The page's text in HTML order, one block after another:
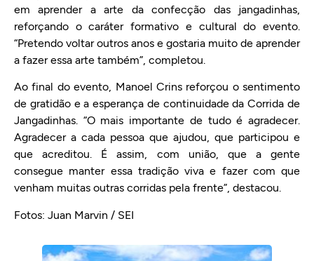
em aprender a arte da confecção das jangadinhas,
reforçando o caráter formativo e cultural do evento.
“Pretendo voltar outros anos e gostaria muito de aprender
a fazer essa arte também”, completou.
Ao final do evento, Manoel Crins reforçou o sentimento
de gratidão e a esperança de continuidade da Corrida de
Jangadinhas. “O mais importante de tudo é agradecer.
Agradecer a cada pessoa que ajudou, que participou e
que acreditou. É assim, com união, que a gente
consegue manter essa tradição viva e fazer com que
venham muitas outras corridas pela frente”, destacou.
Fotos: Juan Marvin / SEI